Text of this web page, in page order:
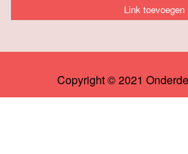
Link toevoegen
Copyright © 2021